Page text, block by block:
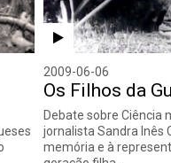
2009-06-06
Os Filhos da
Debate sobre Ciência
jornalista Sandra Inês
memória e à